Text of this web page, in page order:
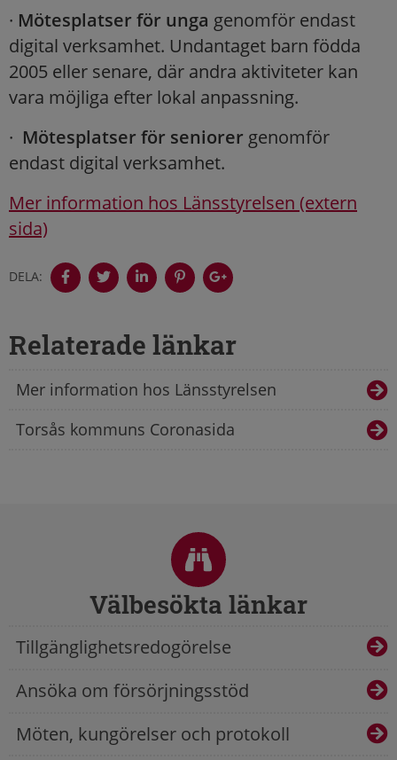
· Mötesplatser för unga genomför endast
digital verksamhet. Undantaget barn födda
2005 eller senare, där andra aktiviteter kan
vara möjliga efter lokal anpassning.
· Mötesplatser för seniorer genomför
endast digital verksamhet.
Mer information hos Länsstyrelsen (extern
sida)
DELA:
Relaterade länkar
Mer information hos Länsstyrelsen
Torsås kommuns Coronasida
Välbesökta länkar
Tillgänglighetsredogörelse
Ansöka om försörjningsstöd
Möten, kungörelser och protokoll